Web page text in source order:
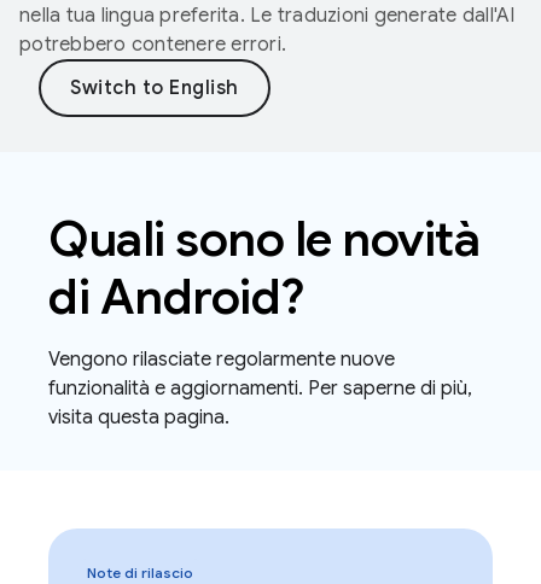
nella tua lingua preferita. Le traduzioni generate dall'AI
potrebbero contenere errori.
Quali sono le novità
di Android?
Vengono rilasciate regolarmente nuove
funzionalità e aggiornamenti. Per saperne di più,
visita questa pagina.
Note di rilascio